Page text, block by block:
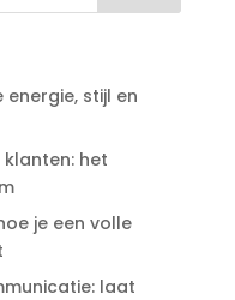
stijl en
het
je een volle
laat